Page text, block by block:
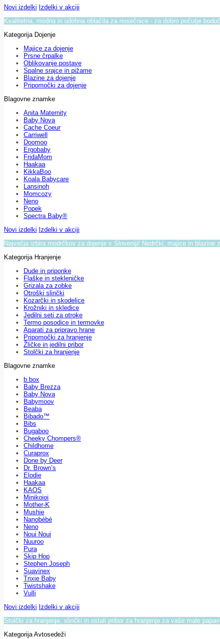
Novi izdelki Izdelki v akciji
Kvalitetna, modna in udobna oblačila za nosečnice - za dobro počutje
Kategorija Dojenje
Majice za dojenje
Prsne črpalke
Oblikovanje postave
Spalne srajce in pižame
Blazine za dojenje
Pripomočki za dojenje
Blagovne znamke
Anita Maternity
Baby Nova
Cache Coeur
Carriwell
Doomoo
Ergobaby
FridaMom
Haakaa
KikkaBoo
Koala Babycare
Lansinoh
Momcozy
Neno
Popek
Spectra Baby®
Novi izdelki Izdelki v akciji
Največja izbira modrčkov za dojenje v Sloveniji! Nedrčki, majice in blazine
Kategorija Hranjenje
Dude in priponke
Flaške in stekleničke
Grizala za zobke
Otroški slinčki
Kozarčki in skodelice
Krožniki in skledice
Jedilni seti za otroke
Termo posodice in termovke
Aparati za pripravo hrane
Pripomočki za hranjenje
Žličke in jedilni pribor
Stolčki za hranjenje
Blagovne znamke
b.box
Baby Brezza
Baby Nova
Babymoov
Beaba
Bibado™
Bibs
Bugaboo
Cheeky Chompers®
Childhome
Curaprox
Done by Deer
Dr. Brown’s
Elodie
Haakaa
KAOS
Minikoioi
Mother-K
Mushie
Nanobébé
Neno
Noui Noui
Nuuroo
Pura
Skip Hop
Stephen Joseph
Suavinex
Trixie Baby
Twistshake
Vulli
Novi izdelki Izdelki v akciji
Stolčki za hranjenje, slinčki in ostali pribor za hranjenje za vaše male
Kategorija Avtosedeži